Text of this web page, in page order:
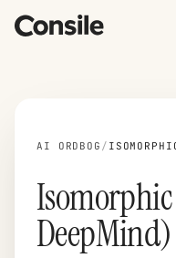
AI ORDBOG /
DeepMind)